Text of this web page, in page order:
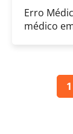
Erro
médico
1